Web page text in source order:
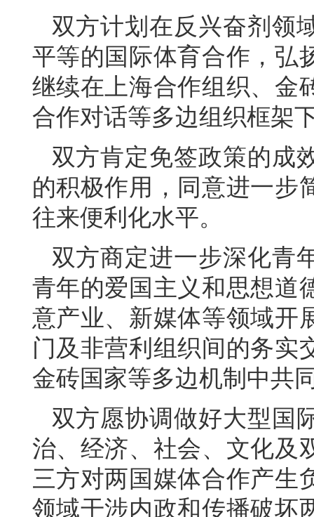
双方计划在反兴奋剂领
平等的国际体育合作，弘
继续在上海合作组织、金
合作对话等多边组织框架
双方肯定免签政策的成
的积极作用，同意进一步
往来便利化水平。
双方商定进一步深化青
青年的爱国主义和思想道
意产业、新媒体等领域开
门及非营利组织间的务实
金砖国家等多边机制中共
双方愿协调做好大型国
治、经济、社会、文化及
三方对两国媒体合作产生
领域干涉内政和传播破坏